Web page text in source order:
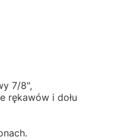
7/8",
rękawów i dołu